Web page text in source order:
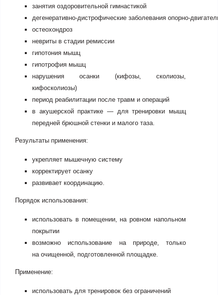
занятия оздоровительной гимнастикой
дегенеративно-дистрофические заболевания опорно-
остеохондроз
невриты в стадии ремиссии
гипотония мышц
гипотрофия мышц
нарушения осанки (кифозы, сколиозы,
кифосколиозы)
период реабилитации после травм и операций
в акушерской практике — для тренировки мышц
передней брюшной стенки и малого таза.
Результаты применения:
укрепляет мышечную систему
корректирует осанку
развивает координацию.
Порядок использования:
использовать в помещении, на ровном напольном
покрытии
возможно использование на природе, только
на очищенной, подготовленной площадке.
Применение:
использовать для тренировок без ограничений